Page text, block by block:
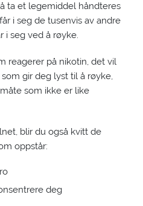
ta et legemiddel håndteres
i seg de tusenvis av andre
i seg ved å røyke.
reagerer på nikotin, det vil
gir deg lyst til å røyke,
som ikke er like
blir du også kvitt de
oppstår:
deg